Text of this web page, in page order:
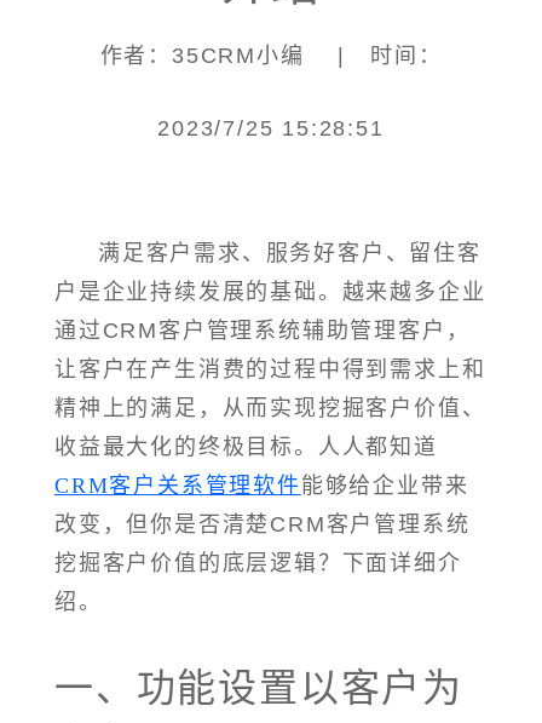
作者：35CRM小编 | 时间：
2023/7/25 15:28:51
满足客户需求、服务好客户、留住客
户是企业持续发展的基础。越来越多企业
通过CRM客户管理系统辅助管理客户，
让客户在产生消费的过程中得到需求上和
精神上的满足，从而实现挖掘客户价值、
收益最大化的终极目标。人人都知道
CRM客户关系管理软件能够给企业带来
改变，但你是否清楚CRM客户管理系统
挖掘客户价值的底层逻辑？下面详细介
绍。
一、功能设置以客户为